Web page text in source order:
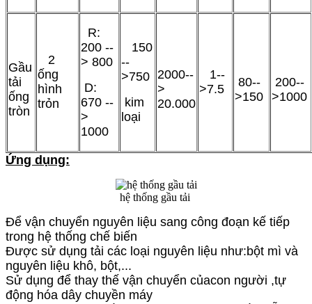
Gầu
tải
ống
tròn
2
ống
hình
trỏn
R:
200 --
> 800
D:
670 --
>
1000
150
--
>750
kim
loại
2000--
>
20.000
1--
>7.5
80--
>150
200--
>1000
Ứng dụng:
hệ thống gầu tải
Để vận chuyển nguyên liệu sang công đoạn kế tiếp
trong hệ thống chế biến
Được sử dụng tải các loại nguyên liệu như:bột mì và
nguyên liệu khô, bột,...
Sử dụng để thay thế vận chuyển củacon người ,tự
động hóa dây chuyền máy